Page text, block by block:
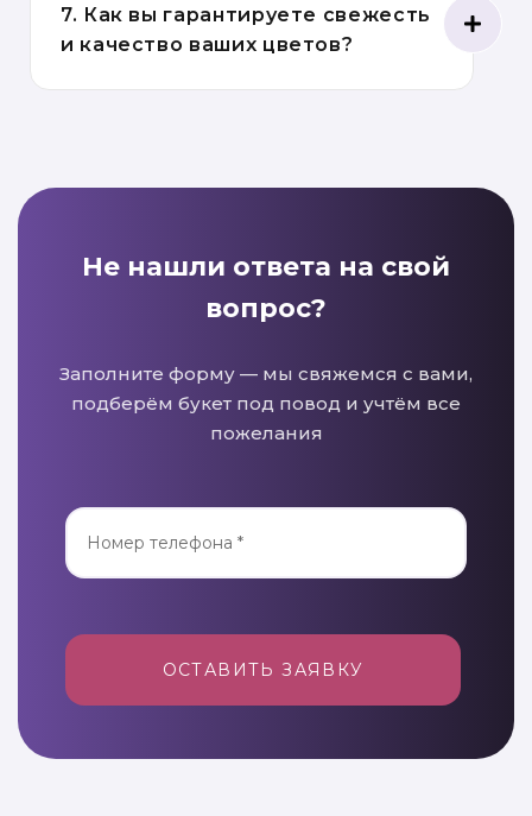
7. Как вы гарантируете свежесть
и качество ваших цветов?
Не нашли ответа на свой
вопрос?
Заполните форму — мы свяжемся с вами,
подберём букет под повод и учтём все
пожелания
ОСТАВИТЬ ЗАЯВКУ